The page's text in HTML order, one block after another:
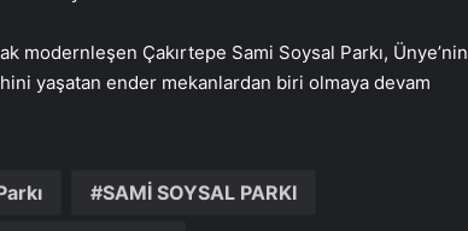
Çakırtepe Sami Soysal Parkı, Ünye’nin
yaşatan ender mekanlardan biri olmaya devam
SAMİ SOYSAL PARKI
TCG Anadolu’dan havalanan
Bayraktar TB3’ten hedefe tam
isabet
kiralama vurgunu: 52 kişi tutuklandı